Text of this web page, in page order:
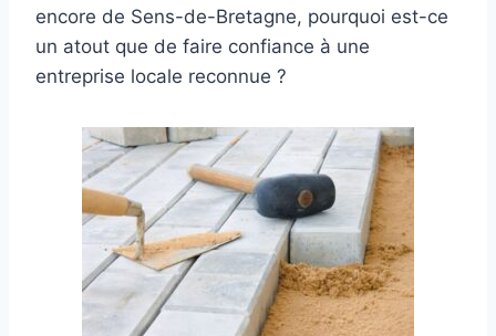
encore de Sens-de-Bretagne, pourquoi est-ce
un atout que de faire confiance à une
entreprise locale reconnue ?